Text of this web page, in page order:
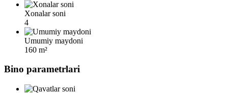
Xonalar soni
4
Umumiy maydoni
160 m²
Bino parametrlari